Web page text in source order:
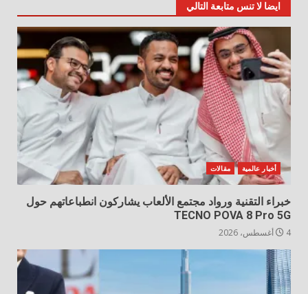
ايضا لا تنس متابعة التالي
أخبار عالمية مقالات
خبراء التقنية ورواد مجتمع الألعاب يشاركون انطباعاتهم حول
TECNO POVA 8 Pro 5G
4 أغسطس، 2026